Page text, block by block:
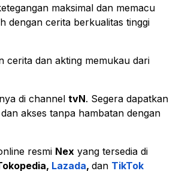
maksimal dan memacu
dengan cerita berkualitas tinggi
cerita dan akting memukau dari
di channel tvN. Segera dapatkan
akses tanpa hambatan dengan
resmi Nex yang tersedia di
Lazada, dan TikTok